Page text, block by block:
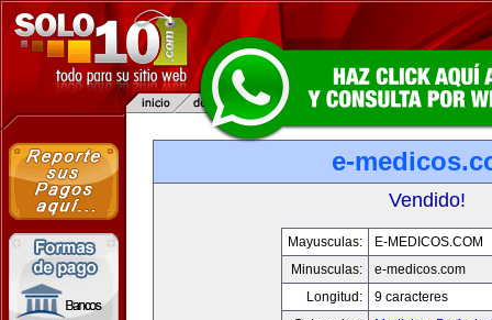
e-
Vendido!
Mayusculas:
E-MEDICOS.COM
Minusculas:
e-medicos.com
Longitud:
9 caracteres